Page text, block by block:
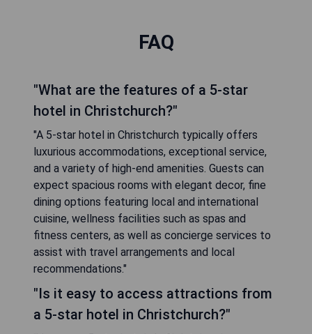
FAQ
"What are the features of a 5-star
hotel in Christchurch?"
"A 5-star hotel in Christchurch typically offers
luxurious accommodations, exceptional service,
and a variety of high-end amenities. Guests can
expect spacious rooms with elegant decor, fine
dining options featuring local and international
cuisine, wellness facilities such as spas and
fitness centers, as well as concierge services to
assist with travel arrangements and local
recommendations."
"Is it easy to access attractions from
a 5-star hotel in Christchurch?"